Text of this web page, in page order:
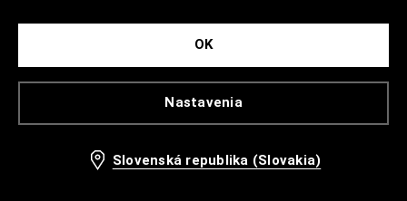
Nastavenia
OK
Slovenská republika (Slovakia)